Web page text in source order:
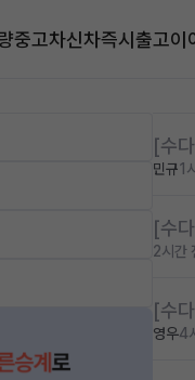
중고차신차즉시출고이
[수
민규1
[수
2시간
[수
영우4